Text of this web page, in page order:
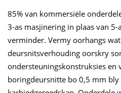
85% van kommersiële
3-as masjinering in plaas van
verminder. Vermy oorhangs
deursnitsverhouding oorskry
ondersteuningskonstruksies en
boringdeursnitte bo 0,5 mm bly